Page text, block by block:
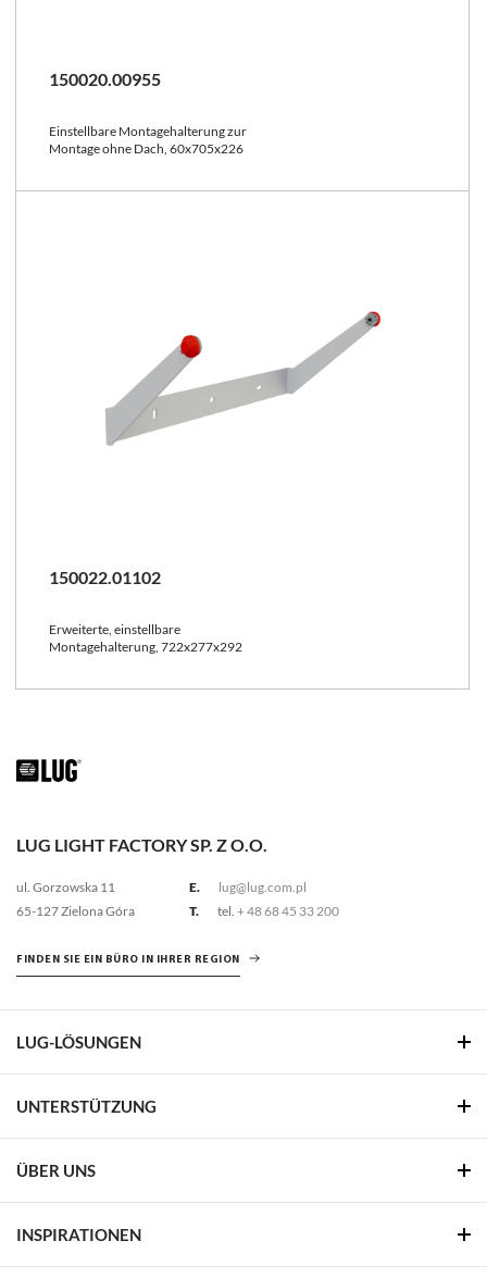
150020.00955
Einstellbare Montagehalterung zur
Montage ohne Dach, 60x705x226
150022.01102
Erweiterte, einstellbare
Montagehalterung, 722x277x292
LUG LIGHT FACTORY SP. Z O.O.
ul. Gorzowska 11
65-127 Zielona Góra
E.
lug@lug.com.pl
T.
tel. + 48 68 45 33 200
FINDEN SIE EIN BÜRO IN IHRER REGION
LUG-LÖSUNGEN
UNTERSTÜTZUNG
ÜBER UNS
INSPIRATIONEN